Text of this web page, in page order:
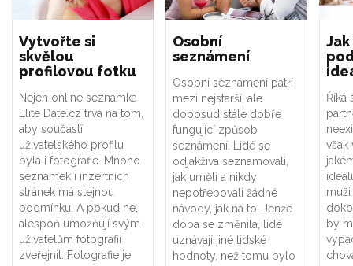
Vytvořte si
skvělou
profilovou fotku
Nejen online seznamka
Elite Date.cz trvá na tom,
aby součástí
uživatelského profilu
byla i fotografie. Mnoho
seznamek i inzertních
stránek má stejnou
podmínku. A pokud ne,
alespoň umožňují svým
uživatelům fotografii
zveřejnit. Fotografie je
Osobní
seznámení
Osobní seznámení patří
mezi nejstarší, ale
doposud stále dobře
fungující způsob
seznámení. Lidé se
odjakživa seznamovali,
jak uměli a nikdy
nepotřebovali žádné
návody, jak na to. Jenže
doba se změnila, lidé
uznávají jiné lidské
hodnoty, než tomu bylo
Říká
však
by